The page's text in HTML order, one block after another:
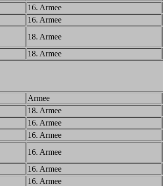
16. Armee
16. Armee
18. Armee
18. Armee
Armee
18. Armee
16. Armee
16. Armee
16. Armee
16. Armee
16. Armee